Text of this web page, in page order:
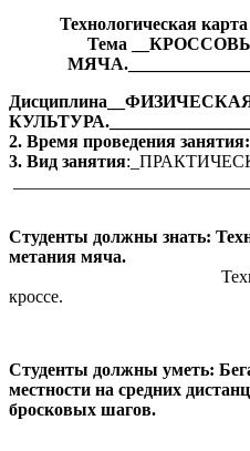
Технологическая
Тема
2. Время проведения занятия:
3. Вид занятия
Студенты должны знать:
метания мяча.
Технику
кроссе.
Студенты должны уметь:
местности на средних
бросковых шагов.